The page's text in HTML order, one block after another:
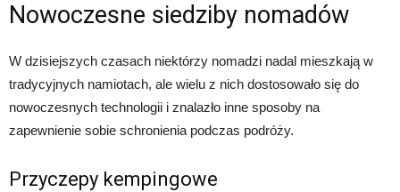
Nowoczesne siedziby nomadów
W dzisiejszych czasach niektórzy nomadzi nadal mieszkają w
tradycyjnych namiotach, ale wielu z nich dostosowało się do
nowoczesnych technologii i znalazło inne sposoby na
zapewnienie sobie schronienia podczas podróży.
Przyczepy kempingowe